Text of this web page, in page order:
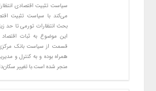
سیاست تثبیت اقتصادی
می‌کند با سیاست تثبیت
بحث انتظارات تورمی تا حد
این موضوع به ثبات
قسمت از سیاست بانک
همراه بوده و به کنترل و
منجر شده است.با تغییر